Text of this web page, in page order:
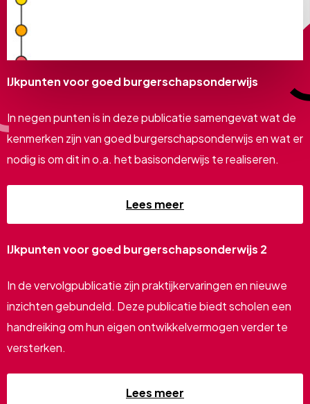
IJkpunten voor goed burgerschapsonderwijs
In negen punten is in deze publicatie samengevat wat de
kenmerken zijn van goed burgerschapsonderwijs en wat er
nodig is om dit in o.a. het basisonderwijs te realiseren.
Lees meer
IJkpunten voor goed burgerschapsonderwijs 2
In de vervolgpublicatie zijn praktijkervaringen en nieuwe
inzichten gebundeld. Deze publicatie biedt scholen een
handreiking om hun eigen ontwikkelvermogen verder te
versterken.
Lees meer